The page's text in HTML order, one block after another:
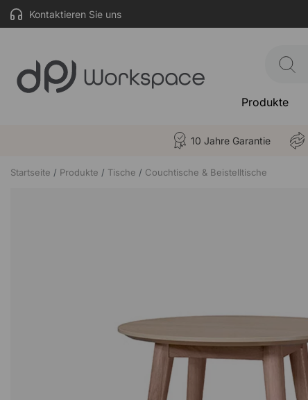
Kontaktieren Sie uns
Produkte
10 Jahre Garantie
Startseite Produkte Tische Couchtische & Beistelltische